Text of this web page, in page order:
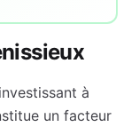
à
un facteur